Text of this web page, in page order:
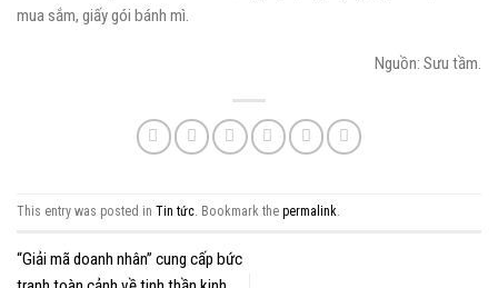
mua sắm, giấy gói bánh mì.
Nguồn: Sưu tầm.
This entry was posted in Tin tức. Bookmark the permalink.
“Giải mã doanh nhân” cung cấp bức